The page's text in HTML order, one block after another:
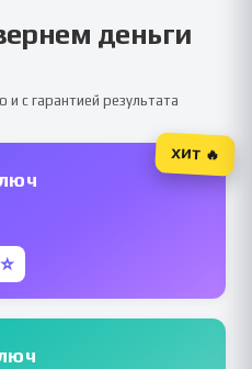
деньги
с гарантией результата
ХИТ 🔥